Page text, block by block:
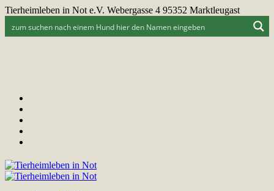
Tierheimleben in Not e.V. Webergasse 4 95352 Marktleugast